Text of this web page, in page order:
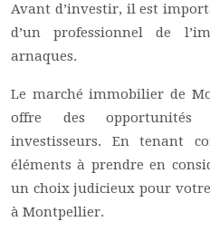
Avant d’investir, il est
d’un professionnel de
arnaques.
Le marché immobilier de
offre des opportunités
investisseurs. En tenant
éléments à prendre en
un choix judicieux pour
à Montpellier.